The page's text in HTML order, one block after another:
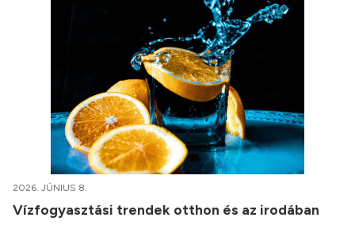
2026. JÚNIUS 8.
Vízfogyasztási trendek otthon és az irodában